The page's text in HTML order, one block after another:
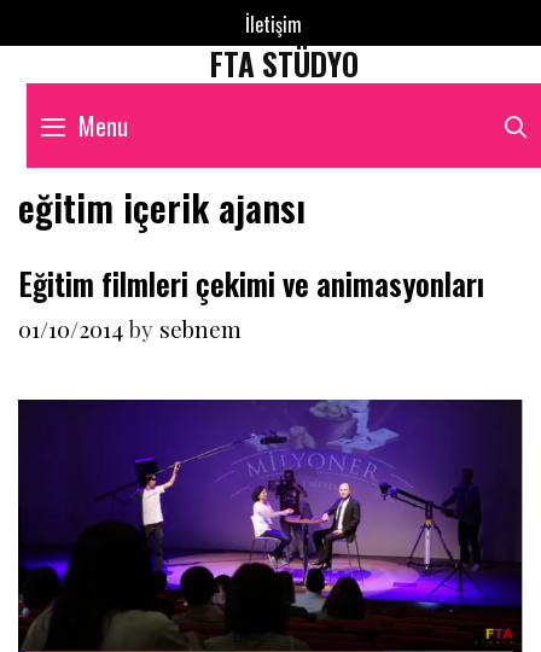
to
content
İletişim
FTA STÜDYO
Menu
eğitim içerik ajansı
Eğitim filmleri çekimi ve animasyonları
01/10/2014 by sebnem